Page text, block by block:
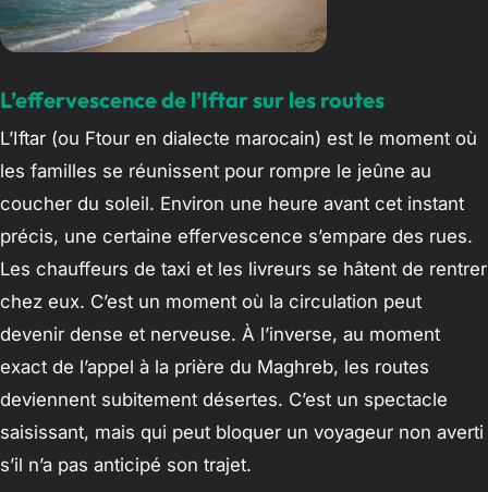
L’effervescence de l’Iftar sur les routes
L’Iftar (ou Ftour en dialecte marocain) est le moment où
les familles se réunissent pour rompre le jeûne au
coucher du soleil. Environ une heure avant cet instant
précis, une certaine effervescence s’empare des rues.
Les chauffeurs de taxi et les livreurs se hâtent de rentrer
chez eux. C’est un moment où la circulation peut
devenir dense et nerveuse. À l’inverse, au moment
exact de l’appel à la prière du Maghreb, les routes
deviennent subitement désertes. C’est un spectacle
saisissant, mais qui peut bloquer un voyageur non averti
s’il n’a pas anticipé son trajet.